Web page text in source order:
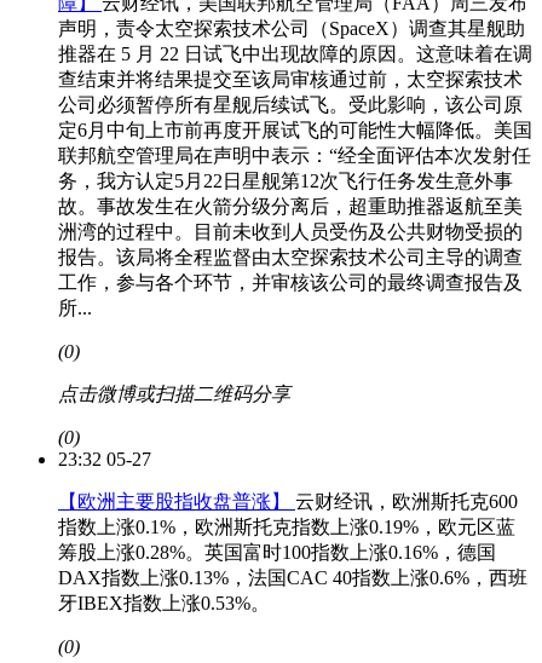
声明，责令太空探索技术公司（SpaceX）调查其星舰助
推器在 5 月 22 日试飞中出现故障的原因。这意味着在调
查结束并将结果提交至该局审核通过前，太空探索技术
公司必须暂停所有星舰后续试飞。受此影响，该公司原
定6月中旬上市前再度开展试飞的可能性大幅降低。美国
联邦航空管理局在声明中表示：“经全面评估本次发射任
务，我方认定5月22日星舰第12次飞行任务发生意外事
故。事故发生在火箭分级分离后，超重助推器返航至美
洲湾的过程中。目前未收到人员受伤及公共财物受损的
报告。该局将全程监督由太空探索技术公司主导的调查
工作，参与各个环节，并审核该公司的最终调查报告及
所...
(0)
点击微博或扫描二维码分享
(0)
23:32 05-27
【欧洲主要股指收盘普涨】 云财经讯，欧洲斯托克600
指数上涨0.1%，欧洲斯托克指数上涨0.19%，欧元区蓝
筹股上涨0.28%。英国富时100指数上涨0.16%，德国
DAX指数上涨0.13%，法国CAC 40指数上涨0.6%，西班
牙IBEX指数上涨0.53%。
(0)